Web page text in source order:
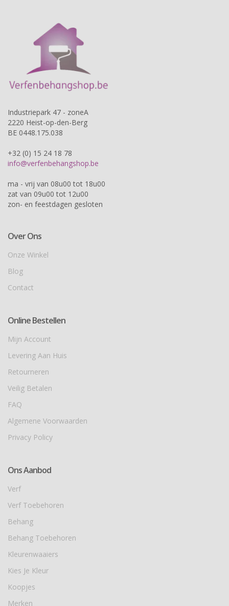
Industriepark 47 - zoneA
2220 Heist-op-den-Berg
BE 0448.175.038
+32 (0) 15 24 18 78
info@verfenbehangshop.be
ma - vrij van 08u00 tot 18u00
zat van 09u00 tot 12u00
zon- en feestdagen gesloten
Over Ons
Onze Winkel
Blog
Contact
Online Bestellen
Mijn Account
Levering Aan Huis
Retourneren
Veilig Betalen
FAQ
Algemene Voorwaarden
Privacy Policy
Ons Aanbod
Verf
Verf Toebehoren
Behang
Behang Toebehoren
Kleurenwaaiers
Kies Je Kleur
Koopjes
Merken